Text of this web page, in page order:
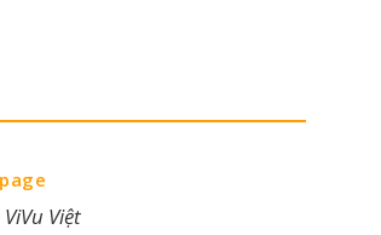
ViVu Việt